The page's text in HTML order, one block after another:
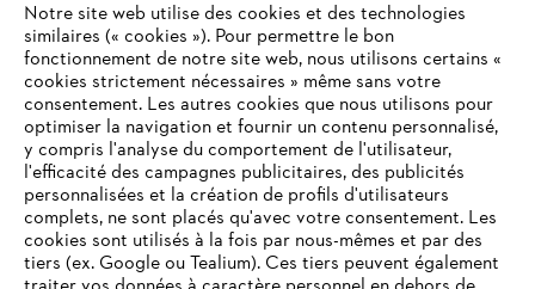
#STIHL
L'Entreprise
Notre site web utilise des cookies et des technologies
similaires (« cookies »). Pour permettre le bon
fonctionnement de notre site web, nous utilisons certains «
cookies strictement nécessaires » même sans votre
consentement. Les autres cookies que nous utilisons pour
optimiser la navigation et fournir un contenu personnalisé,
y compris l'analyse du comportement de l'utilisateur,
l'efficacité des campagnes publicitaires, des publicités
personnalisées et la création de profils d'utilisateurs
complets, ne sont placés qu'avec votre consentement. Les
cookies sont utilisés à la fois par nous-mêmes et par des
tiers (ex. Google ou Tealium). Ces tiers peuvent également